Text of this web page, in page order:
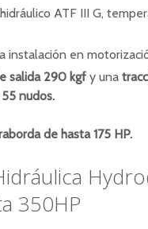
ATF III G,
instalación en
salida 290 kgf y una
nudos.
de hasta 175 HP.
350HP